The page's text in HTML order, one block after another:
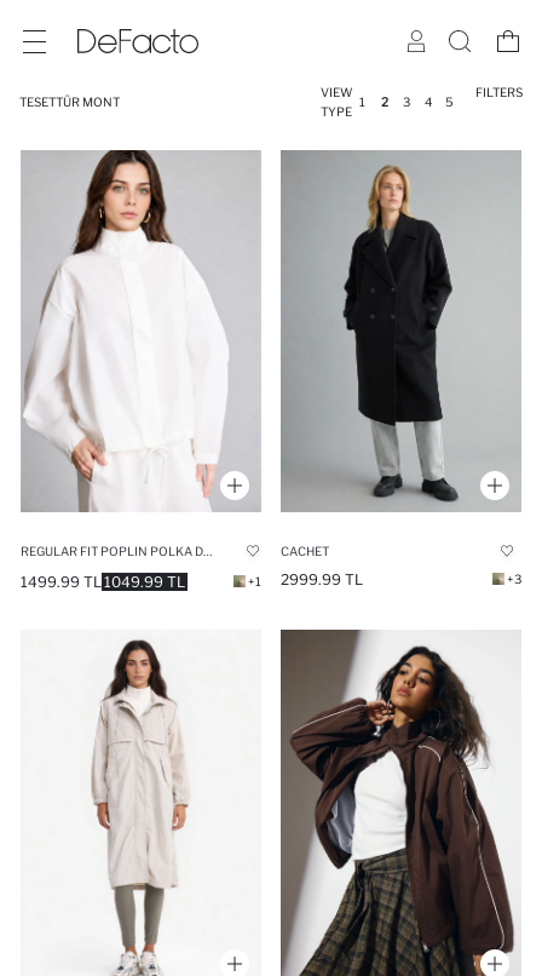
TESETTÜR MONT
VIEW
TYPE
1 2 3 4 5
FILTERS
1049.99 TL
1499.99 TL +1
CACHET
2999.99 TL +3